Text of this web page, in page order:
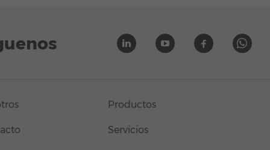
Productos
Servicios